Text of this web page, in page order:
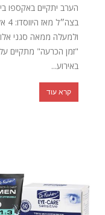
ולמעלה ממאה סגני
"זמן הכרעה" מתקיים על
באירוע...
קרא עוד